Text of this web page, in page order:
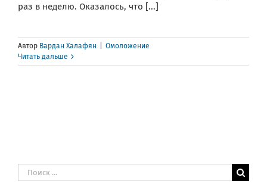
раз в неделю. Оказалось, что [...]
Автор Вардан Халафян
Омоложение
Читать дальше
Результат
поиска: